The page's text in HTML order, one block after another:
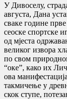
У Дивоселу,
августа, Дана
сваке године
сеоске спортске
од мјеста
великог извора
по свом
“оке”, како их
ова
такмичење у
скок ступе,